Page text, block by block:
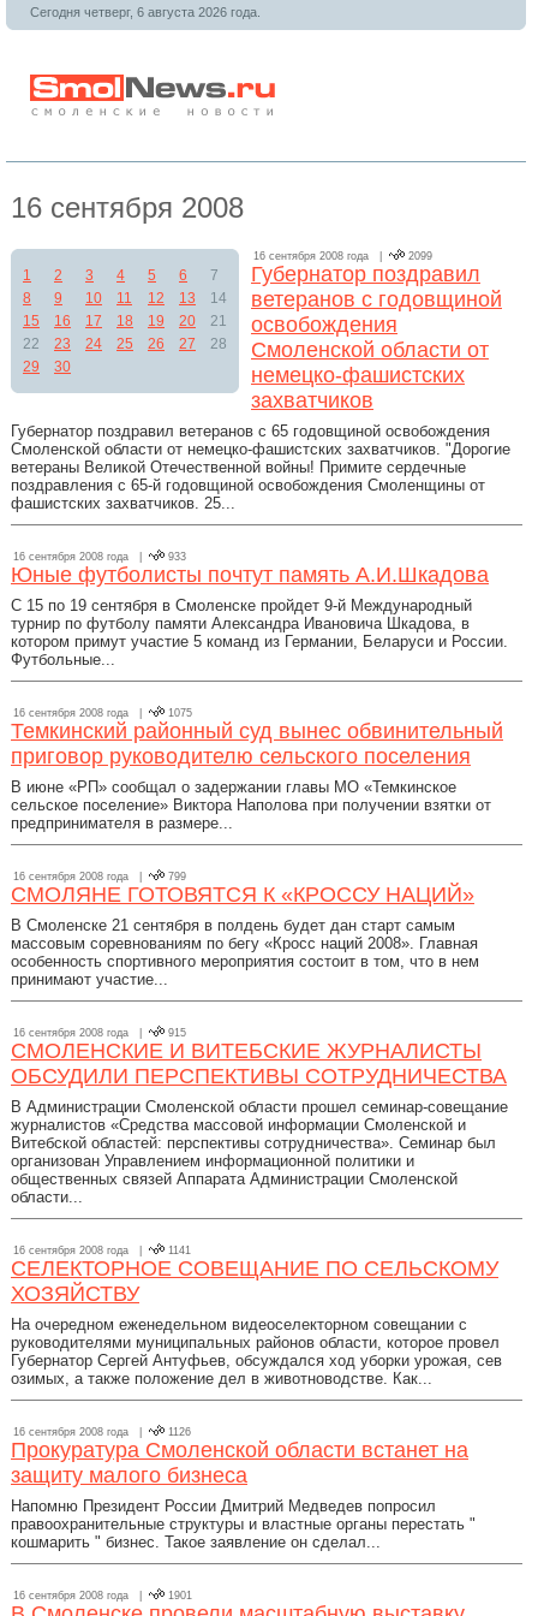
Сегодня четверг, 6 августа 2026 года.
16 сентября 2008
1 2 3 4 5 6
7
8
9 10 11 12 13
14
15
16 17 18 19 20
21
22
23 24 25 26 27
28
29
30
16 сентября 2008 года | 2099
Губернатор поздравил
ветеранов с годовщиной
освобождения
Смоленской области от
немецко-фашистских
захватчиков
Губернатор поздравил ветеранов с 65 годовщиной освобождения
Смоленской области от немецко-фашистских захватчиков. "Дорогие
ветераны Великой Отечественной войны! Примите сердечные
поздравления с 65-й годовщиной освобождения Смоленщины от
фашистских захватчиков. 25...
16 сентября 2008 года | 933
Юные футболисты почтут память А.И.Шкадова
С 15 по 19 сентября в Смоленске пройдет 9-й Международный
турнир по футболу памяти Александра Ивановича Шкадова, в
котором примут участие 5 команд из Германии, Беларуси и России.
Футбольные...
16 сентября 2008 года | 1075
Темкинский районный суд вынес обвинительный
приговор руководителю сельского поселения
В июне «РП» сообщал о задержании главы МО «Темкинское
сельское поселение» Виктора Наполова при получении взятки от
предпринимателя в размере...
16 сентября 2008 года | 799
СМОЛЯНЕ ГОТОВЯТСЯ К «КРОССУ НАЦИЙ»
В Смоленске 21 сентября в полдень будет дан старт самым
массовым соревнованиям по бегу «Кросс наций 2008». Главная
особенность спортивного мероприятия состоит в том, что в нем
принимают участие...
16 сентября 2008 года | 915
СМОЛЕНСКИЕ И ВИТЕБСКИЕ ЖУРНАЛИСТЫ
ОБСУДИЛИ ПЕРСПЕКТИВЫ СОТРУДНИЧЕСТВА
В Администрации Смоленской области прошел семинар-совещание
журналистов «Средства массовой информации Смоленской и
Витебской областей: перспективы сотрудничества». Семинар был
организован Управлением информационной политики и
общественных связей Аппарата Администрации Смоленской
области...
16 сентября 2008 года | 1141
СЕЛЕКТОРНОЕ СОВЕЩАНИЕ ПО СЕЛЬСКОМУ
ХОЗЯЙСТВУ
На очередном еженедельном видеоселекторном совещании с
руководителями муниципальных районов области, которое провел
Губернатор Сергей Антуфьев, обсуждался ход уборки урожая, сев
озимых, а также положение дел в животноводстве. Как...
16 сентября 2008 года | 1126
Прокуратура Смоленской области встанет на
защиту малого бизнеса
Напомню Президент России Дмитрий Медведев попросил
правоохранительные структуры и властные органы перестать "
кошмарить " бизнес. Такое заявление он сделал...
16 сентября 2008 года | 1901